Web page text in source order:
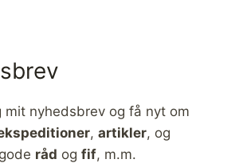
mit nyhedsbrev og få nyt om
, artikler, og
råd og fif, m.m.